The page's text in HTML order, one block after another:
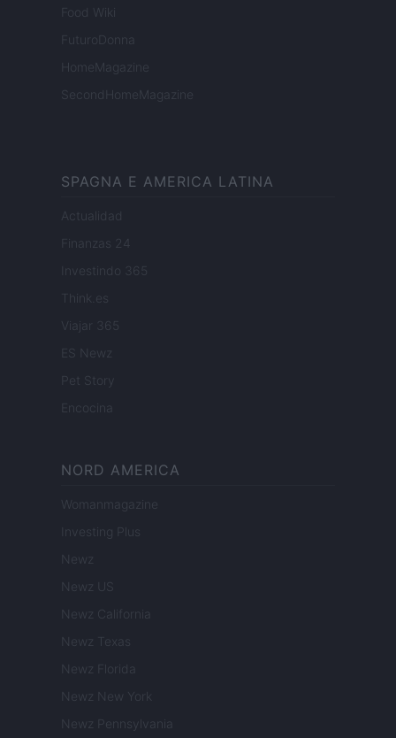
Food Wiki
FuturoDonna
HomeMagazine
SecondHomeMagazine
SPAGNA E AMERICA LATINA
Actualidad
Finanzas 24
Investindo 365
Think.es
Viajar 365
ES Newz
Pet Story
Encocina
NORD AMERICA
Womanmagazine
Investing Plus
Newz
Newz US
Newz California
Newz Texas
Newz Florida
Newz New York
Newz Pennsylvania